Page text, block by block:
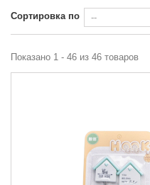
Сортировка по
Показано 1 - 46 из 46 товаров